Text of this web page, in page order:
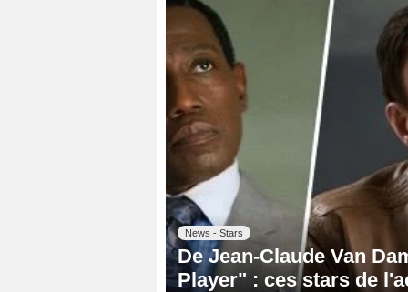
News - Stars
De Jean-Claude Van
Player" : ces stars de